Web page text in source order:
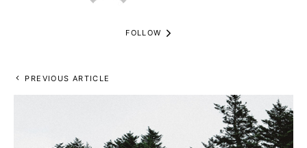
FOLLOW
PREVIOUS ARTICLE